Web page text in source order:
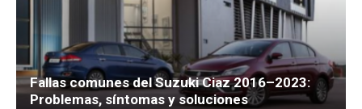
Fallas comunes del Suzuki Ciaz 2016–2023:
Problemas, síntomas y soluciones